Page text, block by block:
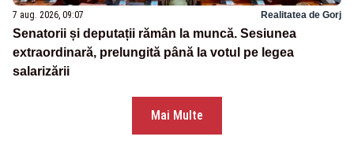
7 aug. 2026, 09:07 Realitatea de Gorj
Senatorii și deputații rămân la muncă. Sesiunea
extraordinară, prelungită până la votul pe legea
salarizării
Mai Multe